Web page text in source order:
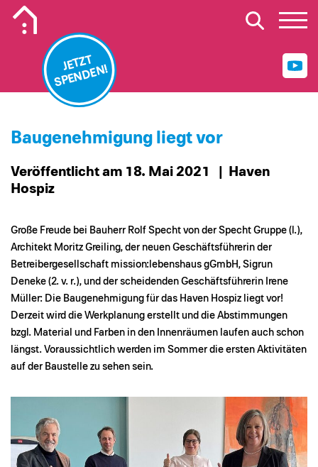
JETZT
SPENDEN!
Baugenehmigung liegt vor
Veröffentlicht am 18. Mai 2021
| Haven
Hospiz
Große Freude bei Bauherr Rolf Specht von der Specht Gruppe (l.),
Architekt Moritz Greiling, der neuen Geschäftsführerin der
Betreibergesellschaft mission:lebenshaus gGmbH, Sigrun
Deneke (2. v. r.), und der scheidenden Geschäftsführerin Irene
Müller: Die Baugenehmigung für das Haven Hospiz liegt vor!
Derzeit wird die Werkplanung erstellt und die Abstimmungen
bzgl. Material und Farben in den Innenräumen laufen auch schon
längst. Voraussichtlich werden im Sommer die ersten Aktivitäten
auf der Baustelle zu sehen sein.
Mobiles Logo Mission Lebenshaus